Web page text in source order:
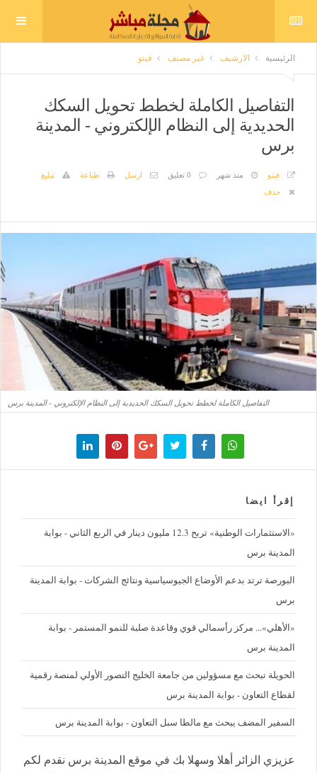
الرئيسية الارشيف غير مصنف فيتو
التفاصيل الكاملة لخطط تحويل السكك
الحديدية إلى النظام الإلكتروني - المدينة
برس
فيتو منذ شهر 0 تعليق ارسل طباعة
تبليغ
حذف
التفاصيل الكاملة لخطط تحويل السكك الحديدية إلى النظام الإلكتروني - المدينة برس
إقرأ ايضا
«الاستثمارات الوطنية» تربح 12.3 مليون دينار في الربع الثاني - بوابة
المدينة برس
البورصة ترتد بدعم الأوضاع الجيوسياسية ونتائج الشركات - بوابة المدينة
برس
«الأهلي»... مركز رأسمالي قوي وقاعدة صلبة للنمو المستمر - بوابة
المدينة برس
الحويلة تبحث مع مسؤولين من جامعة الخليج التصور الأولي لمنصة رقمية
لقطاع التعاون - بوابة المدينة برس
السفير المضف يبحث مع مالطا سبل التعاون - بوابة المدينة برس
عزيزي الزائر أهلا وسهلا بك في موقع المدينة برس نقدم لكم